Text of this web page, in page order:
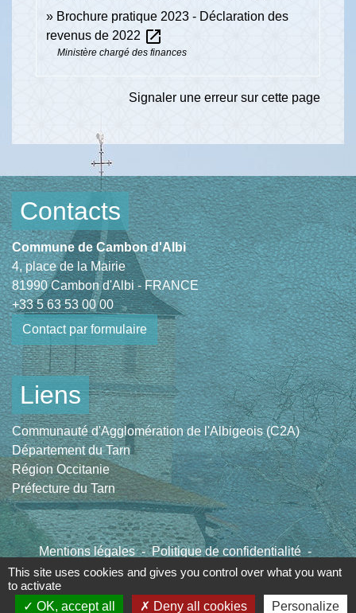
Brochure pratique 2023 - Déclaration des
revenus de 2022 open_in_new
Ministère chargé des finances
Signaler une erreur sur cette page
Contacts
Commune de Cambon d'Albi
4, place de la Mairie
81990 Cambon d'Albi - FRANCE
+33 5 63 53 00 00
Contact par formulaire
Liens
Communauté d'Agglomération de l'Albigeois (C2A)
Département du Tarn
Région Occitanie
Préfecture du Tarn
Mentions légales - Politique de confidentialité -
Accessibilité - Plan du site - Gestion des cookies
This site uses cookies and gives you control over what you want
to activate
OK, accept all
Deny all cookies Personalize